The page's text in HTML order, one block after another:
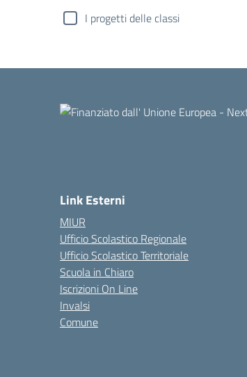
I progetti delle classi
Link Esterni
MIUR
Ufficio Scolastico Regionale
Ufficio Scolastico Territoriale
Scuola in Chiaro
Iscrizioni On Line
Invalsi
Comune